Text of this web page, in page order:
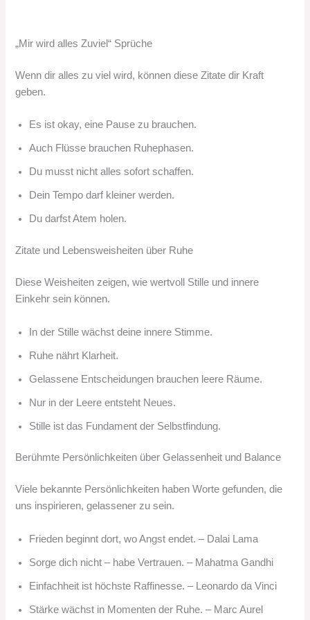
„Mir wird alles Zuviel“ Sprüche
Wenn dir alles zu viel wird, können diese Zitate dir Kraft
geben.
Es ist okay, eine Pause zu brauchen.
Auch Flüsse brauchen Ruhephasen.
Du musst nicht alles sofort schaffen.
Dein Tempo darf kleiner werden.
Du darfst Atem holen.
Zitate und Lebensweisheiten über Ruhe
Diese Weisheiten zeigen, wie wertvoll Stille und innere
Einkehr sein können.
In der Stille wächst deine innere Stimme.
Ruhe nährt Klarheit.
Gelassene Entscheidungen brauchen leere Räume.
Nur in der Leere entsteht Neues.
Stille ist das Fundament der Selbstfindung.
Berühmte Persönlichkeiten über Gelassenheit und Balance
Viele bekannte Persönlichkeiten haben Worte gefunden, die
uns inspirieren, gelassener zu sein.
Frieden beginnt dort, wo Angst endet. – Dalai Lama
Sorge dich nicht – habe Vertrauen. – Mahatma Gandhi
Einfachheit ist höchste Raffinesse. – Leonardo da Vinci
Stärke wächst in Momenten der Ruhe. – Marc Aurel